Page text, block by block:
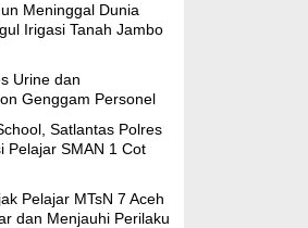
Meninggal Dunia
Irigasi Tanah Jambo
Urine dan
Genggam Personel
Satlantas Polres
Pelajar SMAN 1 Cot
Pelajar MTsN 7 Aceh
dan Menjauhi Perilaku